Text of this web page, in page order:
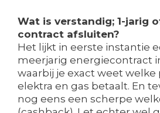
Wat is verstandig; 1-jarig
contract afsluiten?
Het lijkt in eerste instantie
meerjarig energiecontract
waarbij je exact weet welke
elektra en gas betaalt. En
nog eens een scherpe